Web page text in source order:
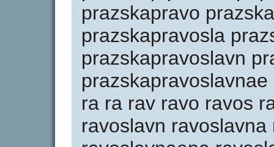
prazskapravo
prazskapravosla
prazskapravoslavn
ra ra rav ravo ravos
ravoslavn